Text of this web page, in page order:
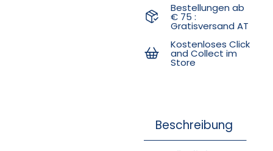
Bestellungen ab
€ 75 :
Gratisversand AT
Kostenloses Click
and Collect im
Store
Beschreibung